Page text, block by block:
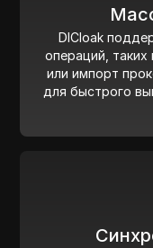
DICloak
операций, таких
или импорт
для быстрого